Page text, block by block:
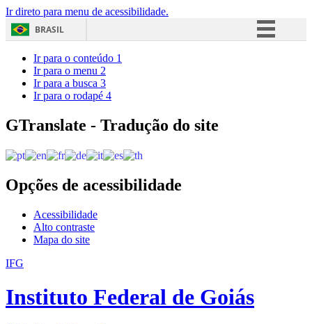
Ir direto para menu de acessibilidade.
BRASIL
Acesso à informação
Ir para o conteúdo 1
Ir para o menu 2
Ir para a busca 3
Ir para o rodapé 4
GTranslate - Tradução do site
Opções de acessibilidade
Acessibilidade
Alto contraste
Mapa do site
IFG
Instituto Federal de Goiás